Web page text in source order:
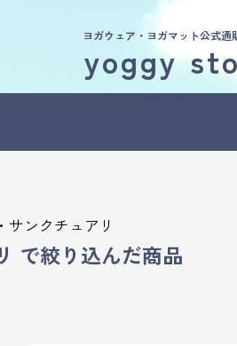
ヨガウェア・ヨガマット公式通
yoggy
サンクチュアリ
で絞り込んだ商品